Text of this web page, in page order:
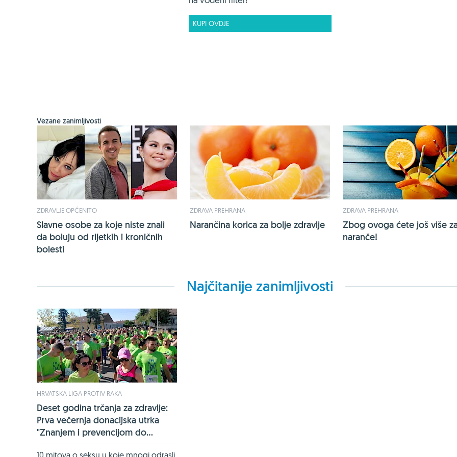
KUPI OVDJE
Vezane zanimljivosti
ZDRAVLJE OPĆENITO
Slavne osobe za koje niste znali
da boluju od rijetkih i kroničnih
bolesti
ZDRAVA PREHRANA
Narančina korica za bolje zdravlje
ZDRAVA PREHRANA
Zbog ovoga ćete još više
naranče!
Najčitanije zanimljivosti
HRVATSKA LIGA PROTIV RAKA
Deset godina trčanja za zdravlje:
Prva večernja donacijska utrka
"Znanjem i prevencijom do...